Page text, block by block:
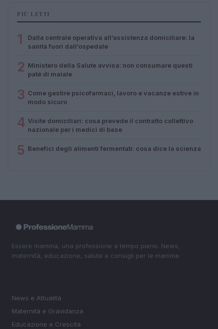
PIÙ LETTI
1
Dalla centrale operativa all’assistenza domiciliare: la
sanità fuori dall’ospedale
2 Ministero della Salute avvisa: non consumare questi
paté di maiale
3 Come gestire psicofarmaci, lavoro e vacanze estive in
modo sicuro
4 Visite domiciliari: cosa prevede il contratto collettivo
nazionale per i medici di base
5 Benefici degli alimenti fermentati: cosa dice la scienza
Essere mamma, una professione a tempo pieno. News,
maternità, educazione, salute e consigli per le mamme.
News e Attualità
Maternità e Gravidanza
Educazione e Crescita